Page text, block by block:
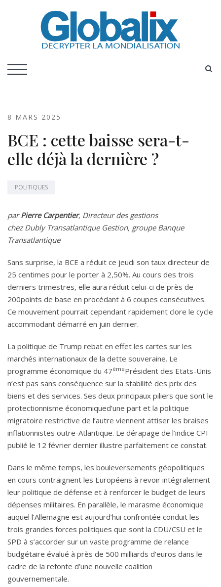
Globalix
TOGGLE MOBILE MENU
8 MARS 2025
BCE : cette baisse sera-t-
elle déjà la dernière ?
POLITIQUES
parPierre Carpentier, Directeur des gestions
chez Dubly Transatlantique Gestion, groupe Banque
Transatlantique
Sans surprise, la BCE a réduit ce jeudi son taux directeur de
25 centimes pour le porter à 2,50%. Au cours des trois
derniers trimestres, elle aura réduit celui-ci de près de
200points de base en procédant à 6 coupes consécutives.
Ce mouvement pourrait cependant rapidement clore le cycle
accommodant démarré en juin dernier.
La politique de Trump rebat en effet les cartes sur les
marchés internationaux de la dette souveraine. Le
programme économique du 47èmePrésident des Etats-Unis
n’est pas sans conséquence sur la stabilité des prix des
biens et des services. Ses deux principaux piliers que sont le
protectionnisme économiqued’une part et la politique
migratoire restrictive de l’autre viennent attiser les braises
inflationnistes outre-Atlantique. Le dérapage de l’indice CPI
publié le 12 février dernier illustre parfaitement ce constat.
Dans le même temps, les bouleversements géopolitiques
en cours contraignent les Européens à revoir intégralement
leur politique de défense et à renforcer le budget de leurs
dépenses militaires. En parallèle, le marasme économique
auquel l’Allemagne est aujourd’hui confrontée conduit les
trois grandes forces politiques que sont la CDU/CSU et le
SPD à s’accorder sur un vaste programme de relance
budgétaire évalué à près de 500 milliards d’euros dans le
cadre de la refonte d’une nouvelle coalition
gouvernementale.